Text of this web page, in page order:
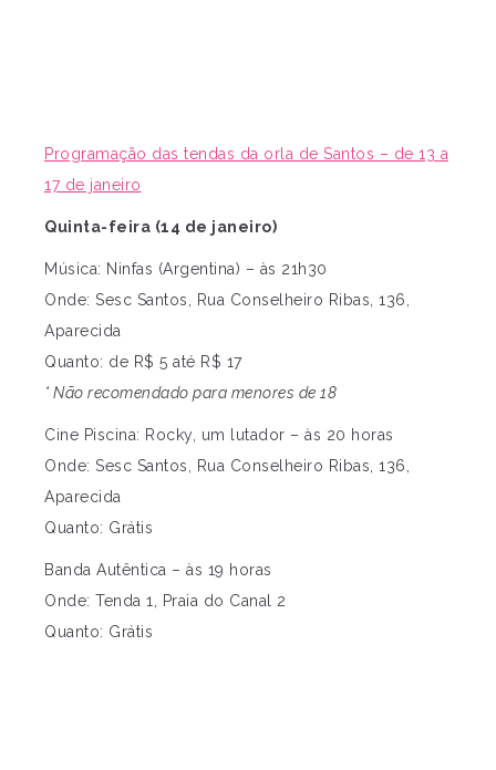
Programação das tendas da orla de Santos – de 13 a
17 de janeiro
Quinta-feira (14 de janeiro)
Música: Ninfas (Argentina) – às 21h30
Onde: Sesc Santos, Rua Conselheiro Ribas, 136,
Aparecida
Quanto: de R$ 5 até R$ 17
* Não recomendado para menores de 18
Cine Piscina: Rocky, um lutador – às 20 horas
Onde: Sesc Santos, Rua Conselheiro Ribas, 136,
Aparecida
Quanto: Grátis
Banda Autêntica – às 19 horas
Onde: Tenda 1, Praia do Canal 2
Quanto: Grátis